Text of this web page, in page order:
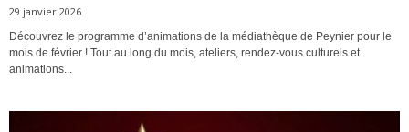
29 janvier 2026
Découvrez le programme d’animations de la médiathèque de Peynier pour le
mois de février ! Tout au long du mois, ateliers, rendez-vous culturels et
animations...